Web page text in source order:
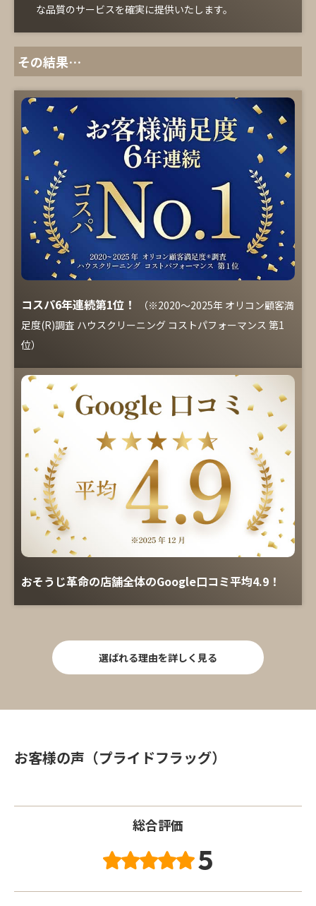
な品質のサービスを確実に提供いたします。
その結果…
コスパ6年連続第1位！
（※2020～2025年 オリコン顧客満
足度(R)調査 ハウスクリーニング コストパフォーマンス 第1
位）
おそうじ革命の店舗全体のGoogle口コミ平均4.9！
選ばれる理由を詳しく見る
お客様の声（プライドフラッグ）
総合評価
5